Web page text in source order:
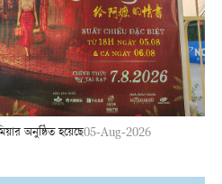
অনুষ্ঠিত হয়েছে05-Aug-2026